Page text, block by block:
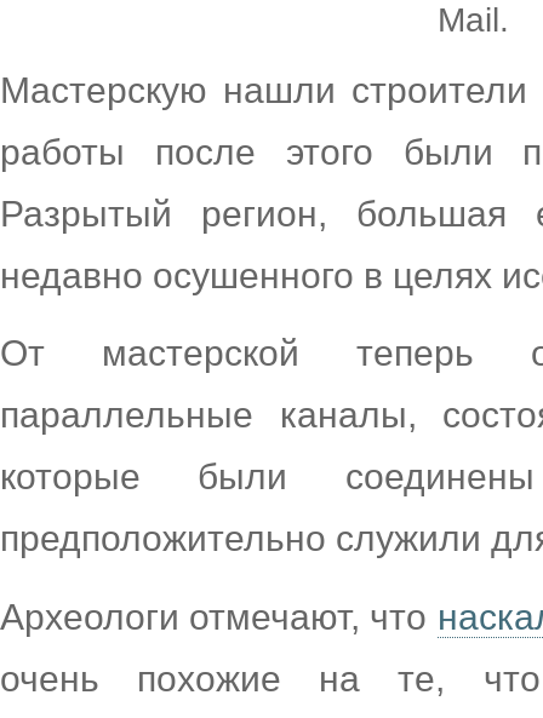
Mail.
Мастерскую нашли
работы после этого были
Разрытый регион, большая
недавно осушенного в целях
От мастерской теперь
параллельные каналы,
которые были
предположительно служили
Археологи отмечают, что
очень похожие на те, что